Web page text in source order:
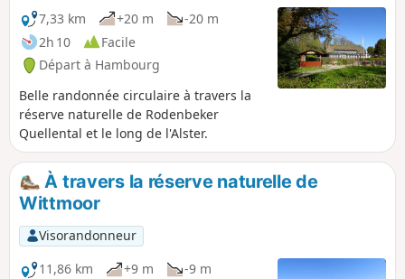
7,33 km
+20 m
-20 m
2h 10
Facile
Départ à Hambourg
Belle randonnée circulaire à travers la
réserve naturelle de Rodenbeker
Quellental et le long de l'Alster.
À travers la réserve naturelle de
Wittmoor
Visorandonneur
11,86 km
+9 m
-9 m